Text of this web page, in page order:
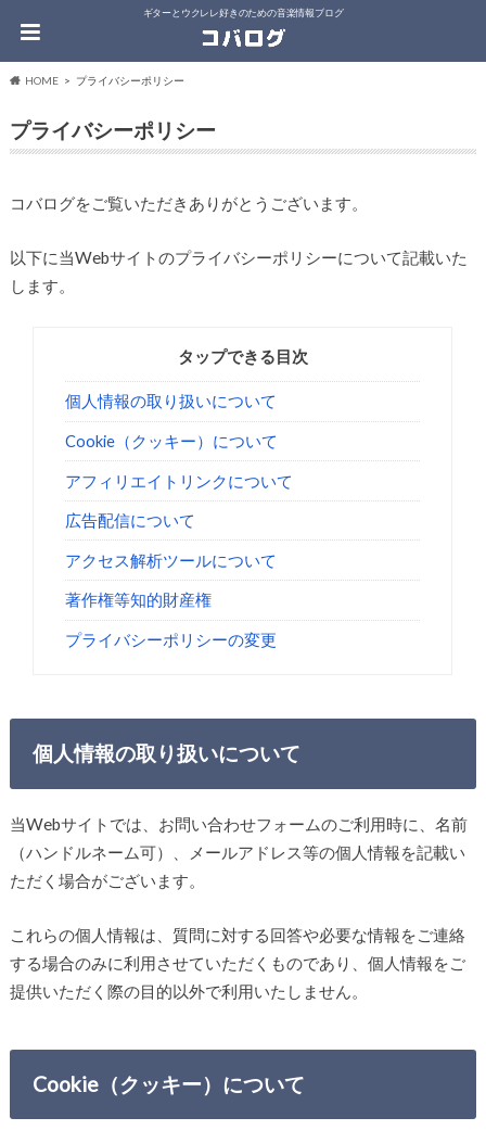
ギターとウクレレ好きのための音楽情報ブログ
HOME プライバシーポリシー
プライバシーポリシー
コバログをご覧いただきありがとうございます。
以下に当Webサイトのプライバシーポリシーについて記載いた
します。
タップできる目次
個人情報の取り扱いについて
Cookie（クッキー）について
アフィリエイトリンクについて
広告配信について
アクセス解析ツールについて
著作権等知的財産権
プライバシーポリシーの変更
個人情報の取り扱いについて
当Webサイトでは、お問い合わせフォームのご利用時に、名前
（ハンドルネーム可）、メールアドレス等の個人情報を記載い
ただく場合がございます。
これらの個人情報は、質問に対する回答や必要な情報をご連絡
する場合のみに利用させていただくものであり、個人情報をご
提供いただく際の目的以外で利用いたしません。
Cookie（クッキー）について